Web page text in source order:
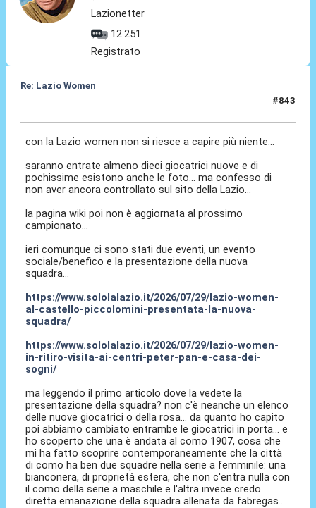
Lazionetter
12.251
Registrato
Re: Lazio Women
#843
con la Lazio women non si riesce a capire più niente...
saranno entrate almeno dieci giocatrici nuove e di
pochissime esistono anche le foto... ma confesso di
non aver ancora controllato sul sito della Lazio...
la pagina wiki poi non è aggiornata al prossimo
campionato...
ieri comunque ci sono stati due eventi, un evento
sociale/benefico e la presentazione della nuova
squadra...
https://www.sololalazio.it/2026/07/29/lazio-women-
al-castello-piccolomini-presentata-la-nuova-
squadra/
https://www.sololalazio.it/2026/07/29/lazio-women-
in-ritiro-visita-ai-centri-peter-pan-e-casa-dei-
sogni/
ma leggendo il primo articolo dove la vedete la
presentazione della squadra? non c'è neanche un elenco
delle nuove giocatrici o della rosa... da quanto ho capito
poi abbiamo cambiato entrambe le giocatrici in porta... e
ho scoperto che una è andata al como 1907, cosa che
mi ha fatto scoprire contemporaneamente che la città
di como ha ben due squadre nella serie a femminile: una
bianconera, di proprietà estera, che non c'entra nulla con
il como della serie a maschile e l'altra invece credo
diretta emanazione della squadra allenata da fabregas...